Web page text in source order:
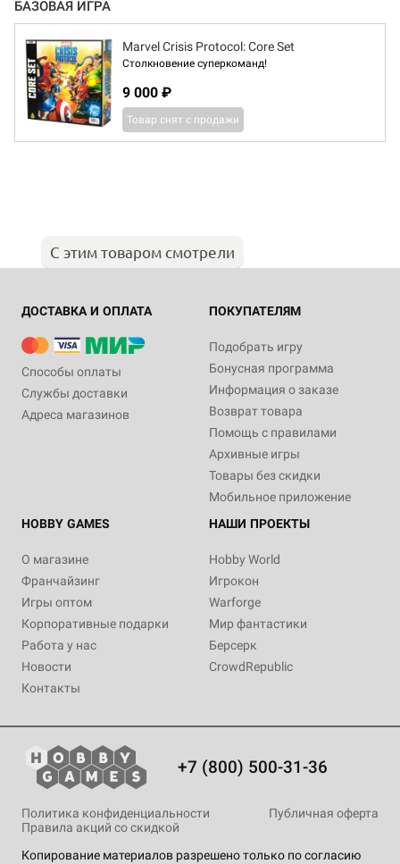
БАЗОВАЯ ИГРА
Marvel Crisis Protocol: Core Set
Столкновение суперкоманд!
9 000 ₽
Товар снят с продажи
С этим товаром смотрели
ДОСТАВКА И ОПЛАТА
Способы оплаты
Службы доставки
Адреса магазинов
ПОКУПАТЕЛЯМ
Подобрать игру
Бонусная программа
Информация о заказе
Возврат товара
Помощь с правилами
Архивные игры
Товары без скидки
Мобильное приложение
HOBBY GAMES
О магазине
Франчайзинг
Игры оптом
Корпоративные подарки
Работа у нас
Новости
Контакты
НАШИ ПРОЕКТЫ
Hobby World
Игрокон
Warforge
Мир фантастики
Берсерк
CrowdRepublic
+7 (800) 500-31-36
Копирование материалов разрешено только по согласию
Политика конфиденциальности
Публичная оферта
Правила акций со скидкой